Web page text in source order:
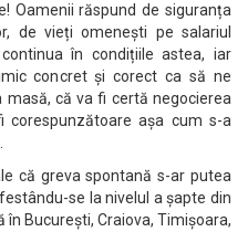
Oamenii răspund de siguranța
de vieți omenești pe salariul
în condițiile astea, iar
concret și corect ca să ne
masă, că va fi certă negocierea
așa cum s-a
că greva spontană s-ar putea
se la nivelul a șapte din
București, Craiova, Timișoara,